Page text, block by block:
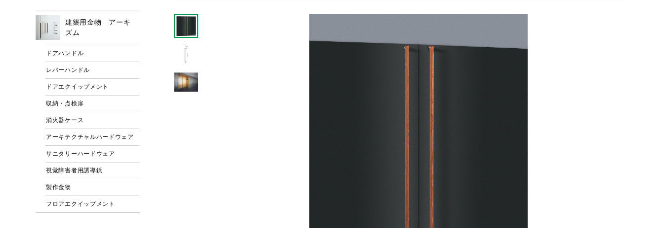
建築用金物 アーキ
ズム
ドアハンドル
レバーハンドル
ドアエクイップメント
収納・点検扉
消火器ケース
アーキテクチャルハードウェア
サニタリーハードウェア
視覚障害者用誘導鋲
製作金物
フロアエクイップメント